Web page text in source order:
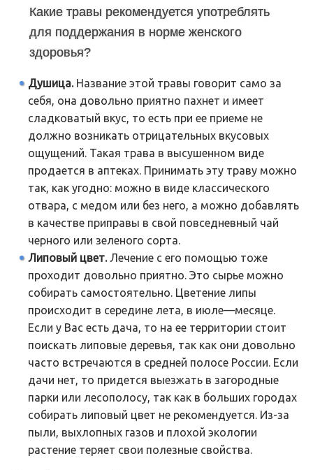
Какие травы рекомендуется употреблять
для поддержания в норме женского
здоровья?
Душица.Название этой травы говорит само за
себя, она довольно приятно пахнет и имеет
сладковатый вкус, то есть при ее приеме не
должно возникать отрицательных вкусовых
ощущений. Такая трава в высушенном виде
продается в аптеках. Принимать эту траву можно
так, как угодно: можно в виде классического
отвара, с медом или без него, а можно добавлять
в качестве приправы в свой повседневный чай
черного или зеленого сорта.
Липовый цвет.Лечение с его помощью тоже
проходит довольно приятно. Это сырье можно
собирать самостоятельно. Цветение липы
происходит в середине лета, в июле—месяце.
Если у Вас есть дача, то на ее территории стоит
поискать липовые деревья, так как они довольно
часто встречаются в средней полосе России. Если
дачи нет, то придется выезжать в загородные
парки или лесополосу, так как в больших городах
собирать липовый цвет не рекомендуется. Из-за
пыли, выхлопных газов и плохой экологии
растение теряет свои полезные свойства.